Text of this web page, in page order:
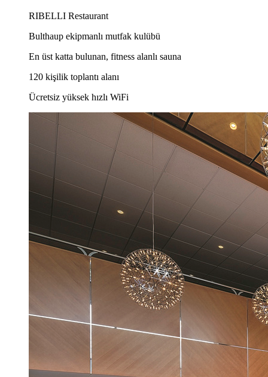
RIBELLI Restaurant
Bulthaup ekipmanlı mutfak kulübü
En üst katta bulunan, fitness alanlı sauna
120 kişilik toplantı alanı
Ücretsiz yüksek hızlı WiFi